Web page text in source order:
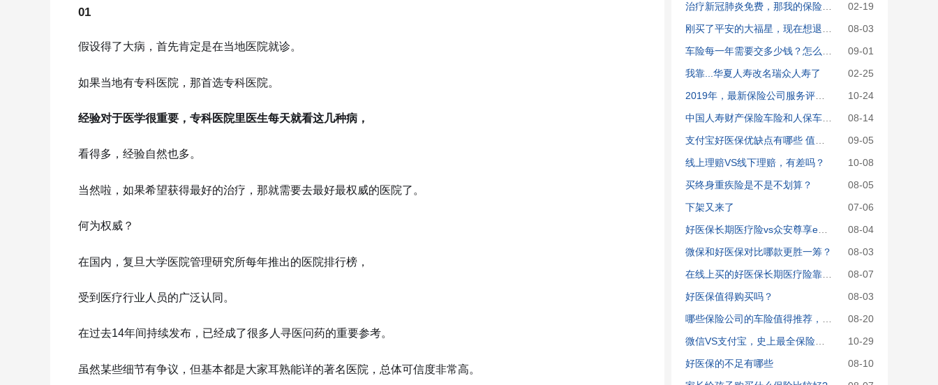
01
假设得了大病，首先肯定是在当地医院就诊。
如果当地有专科医院，那首选专科医院。
经验对于医学很重要，专科医院里医生每天就看这几种病，
看得多，经验自然也多。
当然啦，如果希望获得最好的治疗，那就需要去最好最权威的医院了。
何为权威？
在国内，复旦大学医院管理研究所每年推出的医院排行榜，
受到医疗行业人员的广泛认同。
在过去14年间持续发布，已经成了很多人寻医问药的重要参考。
虽然某些细节有争议，但基本都是大家耳熟能详的著名医院，总体可信度非常高。
治疗新冠肺炎免费，那我的保险还有用吗？
02-19
刚买了平安的大福星，现在想退保，能退多少？
08-03
车险每一年需要交多少钱？怎么买最划算实用？
09-01
我靠...华夏人寿改名瑞众人寿了
02-25
2019年，最新保险公司服务评价排行！
10-24
中国人寿财产保险车险和人保车险哪个更好些？ 求助
08-14
支付宝好医保优缺点有哪些 值不值得买？
09-05
线上理赔VS线下理赔，有差吗？
10-08
买终身重疾险是不是不划算？
08-05
下架又来了
07-06
好医保长期医疗险vs众安尊享e生，哪个好
08-04
微保和好医保对比哪款更胜一筹？
08-03
在线上买的好医保长期医疗险靠谱吗？缺点有哪些？
08-07
好医保值得购买吗？
08-03
哪些保险公司的车险值得推荐，中国人寿和人保哪个好？
08-20
微信VS支付宝，史上最全保险对比！
10-29
好医保的不足有哪些
08-10